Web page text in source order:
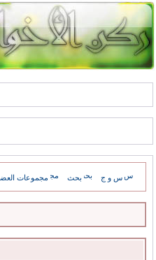
س و ج بحث مجموعات